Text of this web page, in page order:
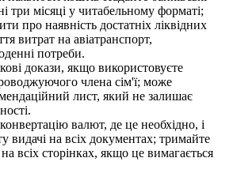
три місяці у читабельному форматі;
про наявність достатніх ліквідних
витрат на авіатранспорт,
потреби.
докази, якщо використовуєте
члена сім'ї; може
лист, який не залишає
валют, де це необхідно, і
видачі на всіх документах; тримайте
всіх сторінках, якщо це вимагається